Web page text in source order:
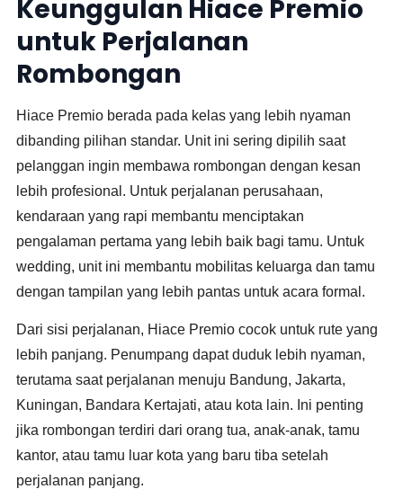
Keunggulan Hiace Premio
untuk Perjalanan
Rombongan
Hiace Premio berada pada kelas yang lebih nyaman
dibanding pilihan standar. Unit ini sering dipilih saat
pelanggan ingin membawa rombongan dengan kesan
lebih profesional. Untuk perjalanan perusahaan,
kendaraan yang rapi membantu menciptakan
pengalaman pertama yang lebih baik bagi tamu. Untuk
wedding, unit ini membantu mobilitas keluarga dan tamu
dengan tampilan yang lebih pantas untuk acara formal.
Dari sisi perjalanan, Hiace Premio cocok untuk rute yang
lebih panjang. Penumpang dapat duduk lebih nyaman,
terutama saat perjalanan menuju Bandung, Jakarta,
Kuningan, Bandara Kertajati, atau kota lain. Ini penting
jika rombongan terdiri dari orang tua, anak-anak, tamu
kantor, atau tamu luar kota yang baru tiba setelah
perjalanan panjang.